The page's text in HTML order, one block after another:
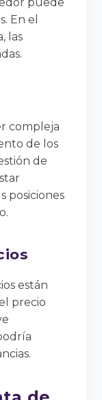
En el
las
compleja
de los
de
posiciones
están
precio